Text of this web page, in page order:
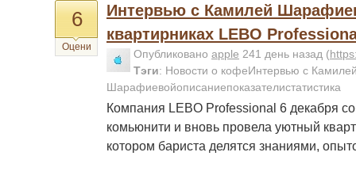
6
Оцени
Интервью с Камилей
квартирниках LEBO
Опубликовано apple 241 день назад (
Тэги: Новости о кофеИнтервью с
Шарафиевойописаниепоказателистатистика
Компания LEBO Professional 6 декабря
комьюнити и вновь провела уютный
котором бариста делятся знаниями,